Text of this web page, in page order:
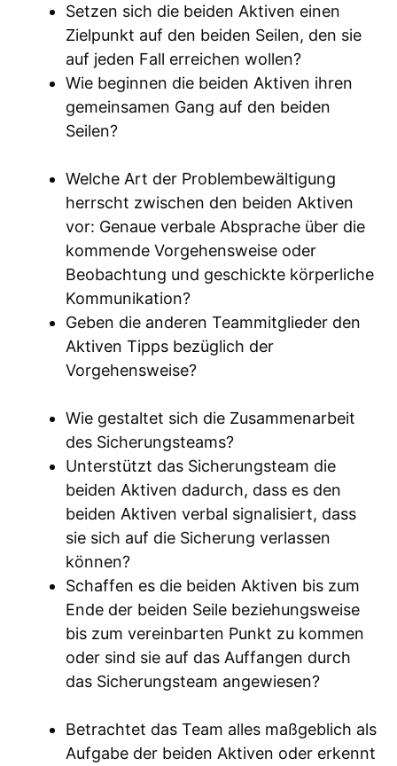
Setzen sich die beiden Aktiven einen
Zielpunkt auf den beiden Seilen, den sie
auf jeden Fall erreichen wollen?
Wie beginnen die beiden Aktiven ihren
gemeinsamen Gang auf den beiden
Seilen?
Welche Art der Problembewältigung
herrscht zwischen den beiden Aktiven
vor: Genaue verbale Absprache über die
kommende Vorgehensweise oder
Beobachtung und geschickte körperliche
Kommunikation?
Geben die anderen Teammitglieder den
Aktiven Tipps bezüglich der
Vorgehensweise?
Wie gestaltet sich die Zusammenarbeit
des Sicherungsteams?
Unterstützt das Sicherungsteam die
beiden Aktiven dadurch, dass es den
beiden Aktiven verbal signalisiert, dass
sie sich auf die Sicherung verlassen
können?
Schaffen es die beiden Aktiven bis zum
Ende der beiden Seile beziehungsweise
bis zum vereinbarten Punkt zu kommen
oder sind sie auf das Auffangen durch
das Sicherungsteam angewiesen?
Betrachtet das Team alles maßgeblich als
Aufgabe der beiden Aktiven oder erkennt